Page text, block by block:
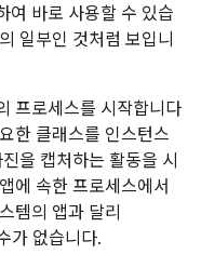
여 바로 사용할 수 있습
일부인 것처럼 보입니
프로세스를 시작합니다
한 클래스를 인스턴스
을 캡처하는 활동을 시
에 속한 프로세스에서
템의 앱과 달리
가 없습니다.